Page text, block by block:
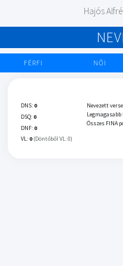
Hajós
FÉRFI NŐI
DNS: 0
DSQ: 0
DNF: 0
VL: 0 (Döntőből VL: 0)
Nevezett
Összes FINA